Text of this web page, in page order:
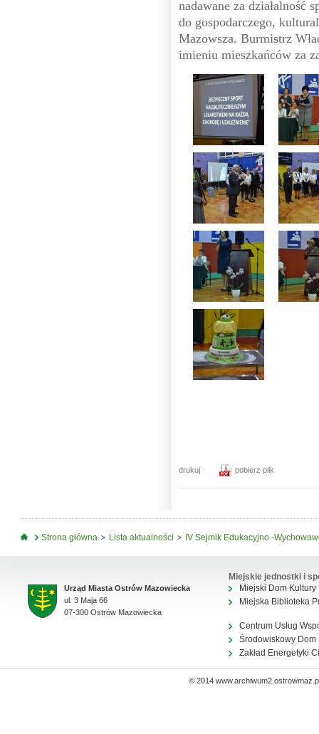
nadawane za działalność
do gospodarczego,
Mazowsza. Burmistrz
imieniu mieszkańców za
drukuj pobierz plik
Jesteś tutaj
Strona główna Lista aktualności IV Sejmik Edukacyjno -
Urząd Miasta Ostrów Mazowiecka
ul. 3 Maja 66
07-300 Ostrów Mazowiecka
Miejskie jednostki i
Miejski Dom Kultury
Miejska Biblioteka
Centrum Usług
Środowiskowy Dom
Zakład Energetyki
© 2014